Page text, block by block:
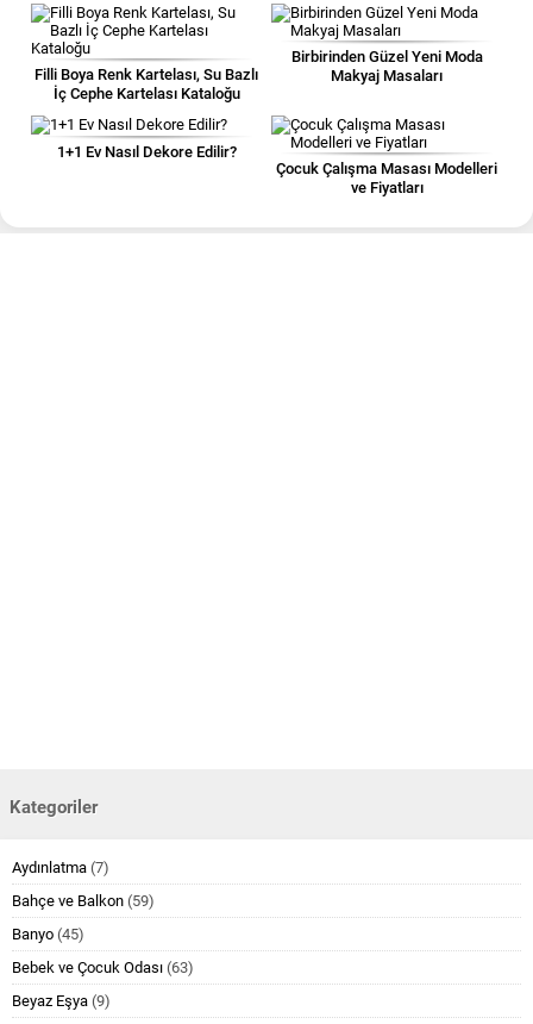
Filli Boya Renk Kartelası, Su Bazlı
İç Cephe Kartelası Kataloğu
Birbirinden Güzel Yeni Moda
Makyaj Masaları
1+1 Ev Nasıl Dekore Edilir?
Çocuk Çalışma Masası Modelleri
ve Fiyatları
Kategoriler
Aydınlatma (7)
Bahçe ve Balkon (59)
Banyo (45)
Bebek ve Çocuk Odası (63)
Beyaz Eşya (9)